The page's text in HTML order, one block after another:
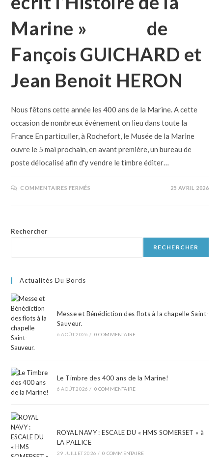
Marine » de
Fançois GUICHARD et
Jean Benoit HERON
Nous fêtons cette année les 400 ans de la Marine. A cette
occasion de nombreux événement on lieu dans toute la
France En particulier, à Rochefort, le Musée de la Marine
ouvre le 5 mai prochain, en avant première, un bureau de
poste délocalisé afin d'y vendre le timbre éditer…
COMMENTAIRES FERMÉS 25 AVRIL 2026
Rechercher
RECHERCHER
Actualités Du Bords
Messe et Bénédiction des flots à la chapelle Saint-
Sauveur.
6 AOÛT 2026 / 0 COMMENTAIRE
Le Timbre des 400 ans de la Marine!
6 AOÛT 2026 / 0 COMMENTAIRE
ROYAL NAVY : ESCALE DU « HMS SOMERSET » à
LA PALLICE
29 JUILLET 2026 / 0 COMMENTAIRE